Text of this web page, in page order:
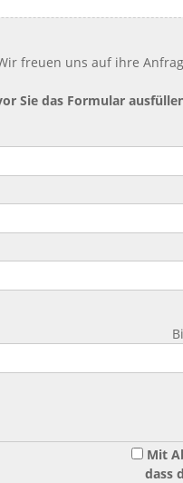
freuen uns auf ihre
Sie das Formular
Mit
dass